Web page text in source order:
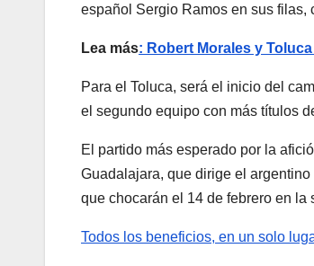
español Sergio Ramos en sus
Lea más: Robert Morales y
Para el Toluca, será el inicio del
el segundo equipo con más títulos
El partido más esperado por la
Guadalajara, que dirige el
que chocarán el 14 de febrero en la
Todos los beneficios, en un solo